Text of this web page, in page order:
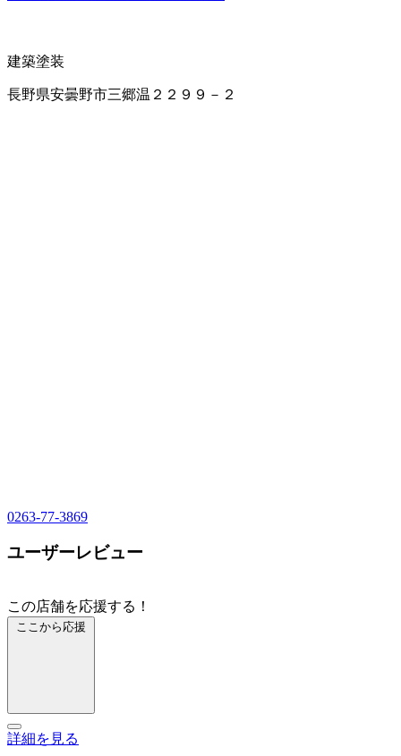
建築塗装
長野県安曇野市三郷温２２９９－２
0263-77-3869
ユーザーレビュー
この店舗を応援する！
ここから応援
詳細を見る